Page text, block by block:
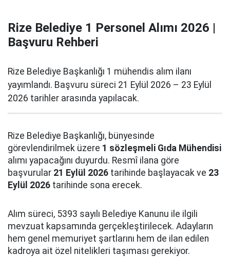
Rize Belediye 1 Personel Alımı 2026 |
Başvuru Rehberi
Rize Belediye Başkanlığı 1 mühendis alım ilanı
yayımlandı. Başvuru süreci 21 Eylül 2026 – 23 Eylül
2026 tarihler arasında yapılacak.
Rize Belediye Başkanlığı, bünyesinde
görevlendirilmek üzere 1 sözleşmeli Gıda Mühendisi
alımı yapacağını duyurdu. Resmî ilana göre
başvurular 21 Eylül 2026 tarihinde başlayacak ve 23
Eylül 2026 tarihinde sona erecek.
Alım süreci, 5393 sayılı Belediye Kanunu ile ilgili
mevzuat kapsamında gerçekleştirilecek. Adayların
hem genel memuriyet şartlarını hem de ilan edilen
kadroya ait özel nitelikleri taşıması gerekiyor.